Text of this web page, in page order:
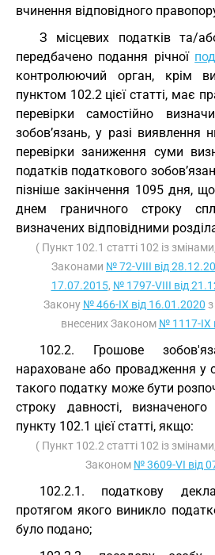
вчинення відповідного
З місцевих податків та/
передбачено подання річної
контролюючий орган, крім
пунктом 102.2 цієї статті, має
перевірки самостійно
зобов’язань, у разі виявлення
перевірки заниження суми
податків податкового
пізніше закінчення 1095 дня,
днем граничного строку
визначених відповідними
( Пункт 102.1 статті 102 із
Законами № 72-VIII від
17.07.2015, № 1797-VIII від
Закону № 466-IX від 16.01.2020
внесених Законом № 1117-IX
102.2. Грошове
нараховане або провадження у
такого податку може бути
строку давності,
пункту 102.1 цієї статті, якщо:
( Пункт 102.2 статті 102 із
Законом № 3609-VI від
102.2.1. податкову
протягом якого виникло
було подано;